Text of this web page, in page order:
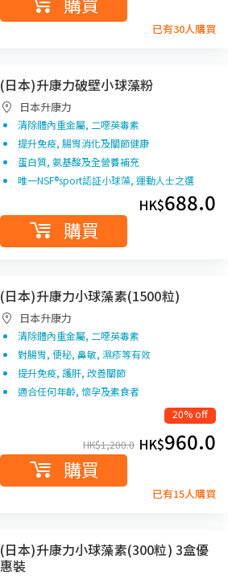
已有30人購買
(日本)升康力破壁小球藻粉
日本升康力
清除體內重金屬, 二噁英毒素
提升免疫, 腸胃消化及關節健康
蛋白質, 氨基酸及全營養補充
唯一NSF®sport認証小球藻, 運動人士之選
HK$688.0
購買
(日本)升康力小球藻素(1500粒)
日本升康力
清除體內重金屬, 二噁英毒素
對腸胃, 便秘, 鼻敏, 濕疹等有效
提升免疫, 護肝, 改善關節
適合任何年齡, 懷孕及素食者
20% off
HK$1,200.0 HK$960.0
購買
已有15人購買
(日本)升康力小球藻素(300粒) 3盒優
惠裝